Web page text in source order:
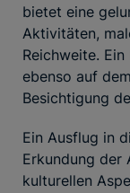
bietet eine
Aktivitäten,
Reichweite.
ebenso auf
Besichtigung
Ein Ausflug in
Erkundung der
kulturellen